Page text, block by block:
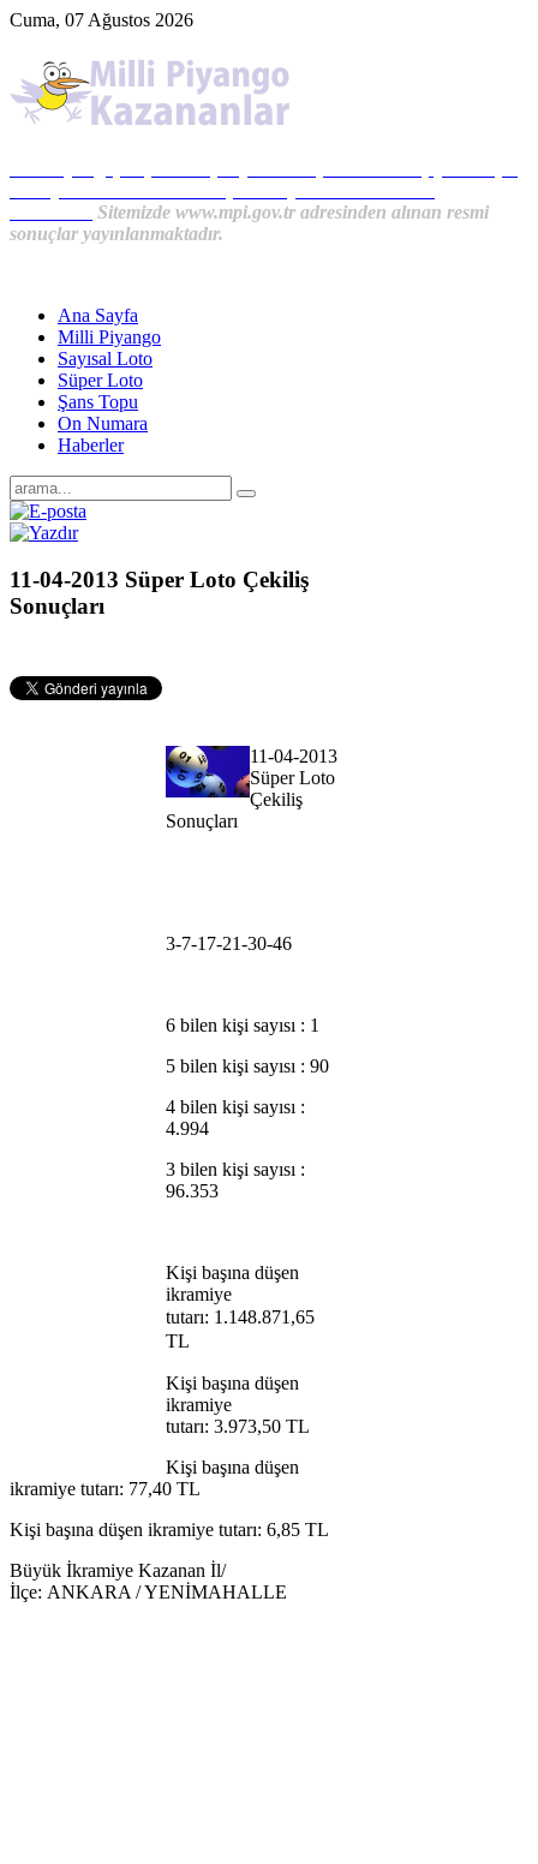
Cuma, 07 Ağustos 2026
Sitemizde www.mpi.gov.tr adresinden alınan resmi
sonuçlar yayınlanmaktadır.
Ana Sayfa
Milli Piyango
Sayısal Loto
Süper Loto
Şans Topu
On Numara
Haberler
11-04-2013 Süper Loto Çekiliş
Sonuçları
11-04-2013
Süper Loto
Çekiliş
Sonuçları
3-7-17-21-30-46
6 bilen kişi sayısı : 1
5 bilen kişi sayısı : 90
4 bilen kişi sayısı :
4.994
3 bilen kişi sayısı :
96.353
Kişi başına düşen
ikramiye
tutarı: 1.148.871,65
TL
Kişi başına düşen
ikramiye
tutarı: 3.973,50 TL
Kişi başına düşen
ikramiye tutarı: 77,40 TL
Kişi başına düşen ikramiye tutarı: 6,85 TL
Büyük İkramiye Kazanan İl/
İlçe: ANKARA / YENİMAHALLE